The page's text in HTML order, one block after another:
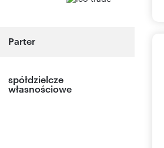
Parter
spółdzielcze
własnościowe